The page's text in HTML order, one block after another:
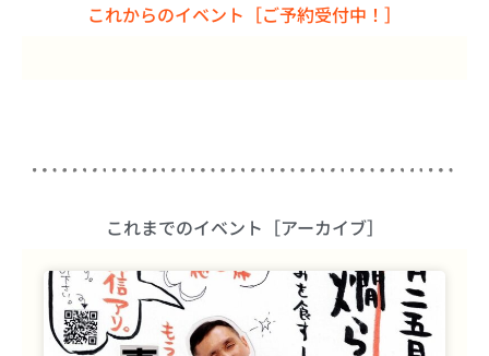
これからのイベント［ご予約受付中！］
これまでのイベント［アーカイブ］
ー
ジ
ペ
ー
ジ
ペ
ー
ジ